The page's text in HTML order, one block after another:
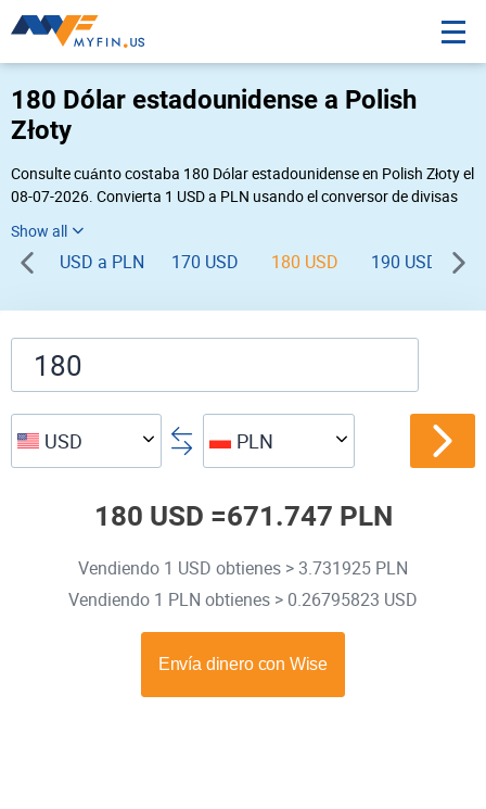
180 Dólar estadounidense a Polish
Złoty
Consulte cuánto costaba 180 Dólar estadounidense en Polish Złoty el
08-07-2026. Convierta 1 USD a PLN usando el conversor de divisas
PLN USD ».
USD a PLN 170 USD 180 USD 190 USD
USD PLN
180 USD =671.747 PLN
Vendiendo 1 USD obtienes > 3.731925 PLN
Vendiendo 1 PLN obtienes > 0.26795823 USD